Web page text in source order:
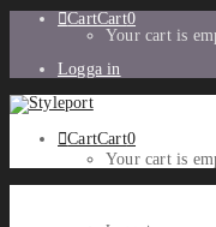
CartCart0
Your cart is
Logga in
CartCart0
Your cart is